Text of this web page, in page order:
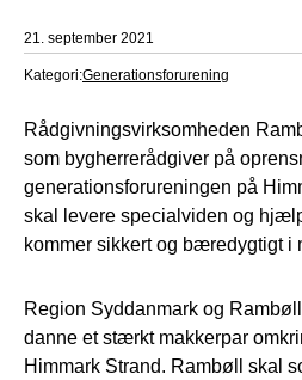
21. september 2021
Kategori:Generationsforurening
Rådgivningsvirksomheden
som bygherrerådgiver på
generationsforureningen på
skal levere specialviden og
kommer sikkert og bæredygtigt i
Region Syddanmark og
danne et stærkt makkerpar
Himmark Strand. Rambøll skal